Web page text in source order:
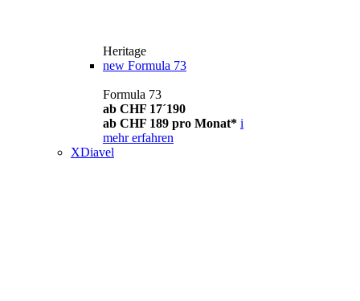
Heritage
new Formula 73
Formula 73
ab CHF 17´190
ab CHF 189 pro Monat* i
mehr erfahren
XDiavel